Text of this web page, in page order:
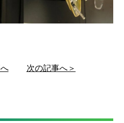
次の記事へ＞